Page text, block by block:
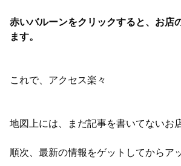
赤いバルーンをクリックすると、お店
ます。
これで、アクセス楽々
地図上には、まだ記事を書いてないお
順次、最新の情報をゲットしてからア